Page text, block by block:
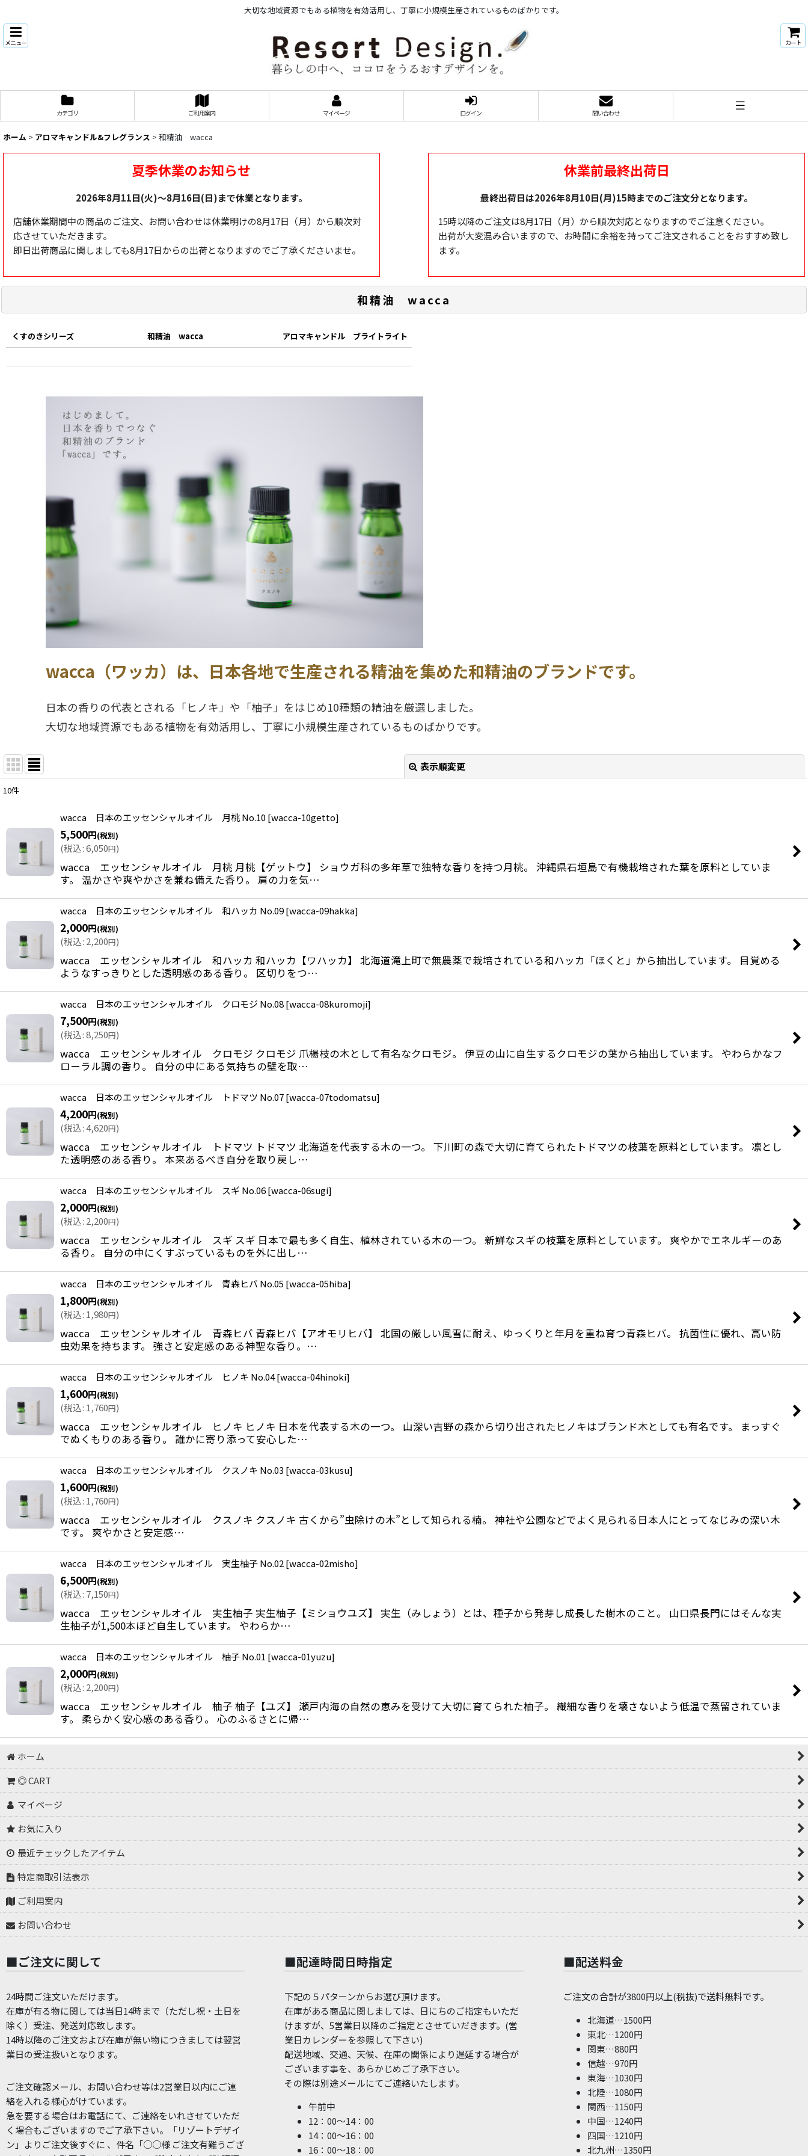
大切な地域資源でもある植物を有効活用し、丁寧に小規模生産されているものばかりです。
メニュー カート
カテゴリ ご利用案内 マイページ ログイン 問い合わせ
ホーム > アロマキャンドル&フレグランス > 和精油 wacca
夏季休業のお知らせ
2026年8月11日(火)～8月16日(日)まで休業となります。
店舗休業期間中の商品のご注文、お問い合わせは休業明けの8月17日（月）から順次対
応させていただきます。
即日出荷商品に関しましても8月17日からの出荷となりますのでご了承くださいませ。
休業前最終出荷日
最終出荷日は2026年8月10日(月)15時までのご注文分となります。
15時以降のご注文は8月17日（月）から順次対応となりますのでご注意ください。
出荷が大変混み合いますので、お時間に余裕を持ってご注文されることをおすすめ致し
ます。
和精油 wacca
くすのきシリーズ 和精油 wacca アロマキャンドル ブライトライト
wacca（ワッカ）は、日本各地で生産される精油を集めた和精油のブランドです。
日本の香りの代表とされる「ヒノキ」や「柚子」をはじめ10種類の精油を厳選しました。
大切な地域資源でもある植物を有効活用し、丁寧に小規模生産されているものばかりです。
表示順変更
絞り込む
10件
wacca 日本のエッセンシャルオイル 月桃 No.10 [wacca-10getto]
5,500円(税別)
(税込:6,050円)
wacca エッセンシャルオイル 月桃 月桃【ゲットウ】 ショウガ科の多年草で独特な香りを持つ月桃。 沖縄県石垣島で有機栽培された葉を原料としていま
す。 温かさや爽やかさを兼ね備えた香り。 肩の力を気…
wacca 日本のエッセンシャルオイル 和ハッカ No.09[wacca-09hakka]
2,000円(税別)
(税込: 2,200円)
wacca エッセンシャルオイル 和ハッカ 和ハッカ【ワハッカ】 北海道滝上町で無農薬で栽培されている和ハッカ「ほくと」から抽出しています。 目覚める
ようなすっきりとした透明感のある香り。 区切りをつ…
wacca 日本のエッセンシャルオイル クロモジ No.08[wacca-08kuromoji]
7,500円(税別)
(税込:8,250円)
wacca エッセンシャルオイル クロモジ クロモジ 爪楊枝の木として有名なクロモジ。 伊豆の山に自生するクロモジの葉から抽出しています。 やわらかなフ
ローラル調の香り。 自分の中にある気持ちの壁を取…
wacca 日本のエッセンシャルオイル トドマツ No.07[wacca-07todomatsu]
4,200円(税別)
(税込:4,620円)
wacca エッセンシャルオイル トドマツ トドマツ 北海道を代表する木の一つ。 下川町の森で大切に育てられたトドマツの枝葉を原料としています。 凛とし
た透明感のある香り。 本来あるべき自分を取り戻し…
wacca 日本のエッセンシャルオイル スギ No.06[wacca-06sugi]
2,000円(税別)
(税込: 2,200円)
wacca エッセンシャルオイル スギ スギ 日本で最も多く自生、植林されている木の一つ。 新鮮なスギの枝葉を原料としています。 爽やかでエネルギーのあ
る香り。 自分の中にくすぶっているものを外に出し…
wacca 日本のエッセンシャルオイル 青森ヒバ No.05 [wacca-05hiba]
1,800円(税別)
(税込: 1,980円)
wacca エッセンシャルオイル 青森ヒバ 青森ヒバ【アオモリヒバ】 北国の厳しい風雪に耐え、ゆっくりと年月を重ね育つ青森ヒバ。 抗菌性に優れ、高い防
虫効果を持ちます。 強さと安定感のある神聖な香り。…
wacca 日本のエッセンシャルオイル ヒノキ No.04[wacca-04hinoki]
1,600円(税別)
(税込: 1,760円)
wacca エッセンシャルオイル ヒノキ ヒノキ 日本を代表する木の一つ。 山深い吉野の森から切り出されたヒノキはブランド木としても有名です。 まっすぐ
でぬくもりのある香り。 誰かに寄り添って安心した…
wacca 日本のエッセンシャルオイル クスノキ No.03 [wacca-03kusu]
1,600円(税別)
(税込: 1,760円)
wacca エッセンシャルオイル クスノキ クスノキ 古くから”虫除けの木”として知られる楠。 神社や公園などでよく見られる日本人にとってなじみの深い木
です。 爽やかさと安定感…
wacca 日本のエッセンシャルオイル 実生柚子 No.02[wacca-02misho]
6,500円(税別)
(税込: 7,150円)
wacca エッセンシャルオイル 実生柚子 実生柚子【ミショウユズ】 実生（みしょう）とは、種子から発芽し成長した樹木のこと。 山口県長門にはそんな実
生柚子が1,500本ほど自生しています。 やわらか…
wacca 日本のエッセンシャルオイル 柚子 No.01 [wacca-01yuzu]
2,000円(税別)
(税込: 2,200円)
wacca エッセンシャルオイル 柚子 柚子【ユズ】 瀬戸内海の自然の恵みを受けて大切に育てられた柚子。 繊細な香りを壊さないよう低温で蒸留されていま
す。 柔らかく安心感のある香り。 心のふるさとに帰…
ホーム
◎ CART
マイページ
お気に入り
最近チェックしたアイテム
特定商取引法表示
ご利用案内
お問い合わせ
■ご注文に関して
24時間ご注文いただけます。
在庫が有る物に関しては当日14時まで（ただし祝・土日を
除く）受注、発送対応致します。
14時以降のご注文および在庫が無い物につきましては翌営
業日の受注扱いとなります。
ご注文確認メール、お問い合わせ等は2営業日以内にご連
絡を入れる様心がけています。
急を要する場合はお電話にて、ご連絡をいれさせていただ
く場合もございますのでご了承下さい。「リゾートデザイ
ン」よりご注文後すぐに 、件名「○○様 ご注文有難うござ
■配達時間日時指定
下記の５パターンからお選び頂けます。
在庫がある商品に関しましては、日にちのご指定もいただ
けますが、5営業日以降のご指定とさせていだきます。(営
業日カレンダーを参照して下さい)
配送地域、交通、天候、在庫の関係により遅延する場合が
ございます事を、あらかじめご了承下さい。
その際は別途メールにてご連絡いたします。
午前中
12：00～14：00
14：00～16：00
16：00～18：00
■配送料金
ご注文の合計が3800円以上(税抜)で送料無料です。
北海道…1500円
東北…1200円
関東…880円
信越…970円
東海…1030円
北陸…1080円
関西…1150円
中国…1240円
四国…1210円
北九州…1350円